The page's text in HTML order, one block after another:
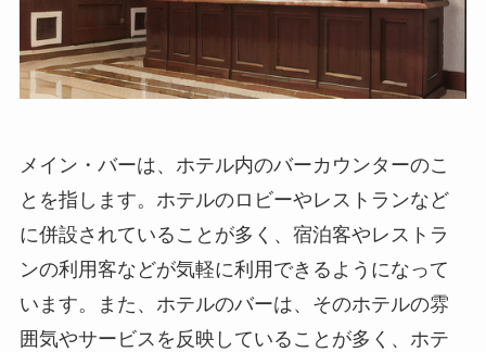
メイン・バーは、ホテル内のバーカウンターのこ
と を指します。ホテルのロビーやレストランなど
に併設されていることが多く、宿泊客やレストラ
ンの利用客などが気軽に利用できるようになって
います。また、ホテルのバーは、そのホテルの雰
囲気やサービスを反映していることが多く、ホテ